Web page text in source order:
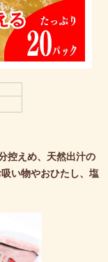
控えめ、天然出汁の
い物やおひたし、塩